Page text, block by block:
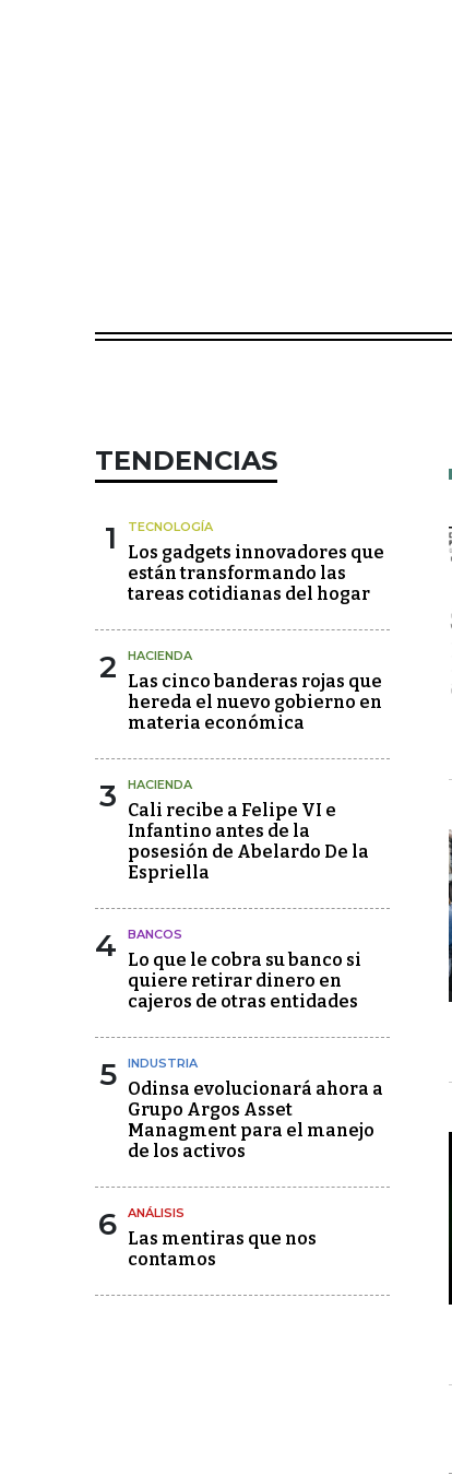
TENDENCIAS
1 TECNOLOGÍA
Los gadgets innovadores que
están transformando las
tareas cotidianas del hogar
2 HACIENDA
Las cinco banderas rojas que
hereda el nuevo gobierno en
materia económica
3 HACIENDA
Cali recibe a Felipe VI e
Infantino antes de la
posesión de Abelardo De la
Espriella
4 BANCOS
Lo que le cobra su banco si
quiere retirar dinero en
cajeros de otras entidades
5 INDUSTRIA
Odinsa evolucionará ahora a
Grupo Argos Asset
Managment para el manejo
de los activos
6 ANÁLISIS
Las mentiras que nos
contamos